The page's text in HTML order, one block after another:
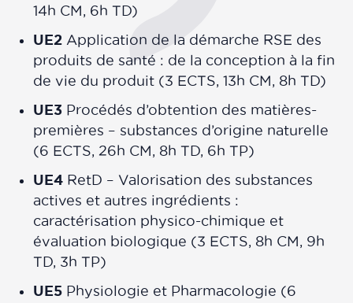
14h CM, 6h TD)
UE2 Application de la démarche RSE des
produits de santé : de la conception à la fin
de vie du produit (3 ECTS, 13h CM, 8h TD)
UE3 Procédés d’obtention des matières-
premières – substances d’origine naturelle
(6 ECTS, 26h CM, 8h TD, 6h TP)
UE4 RetD – Valorisation des substances
actives et autres ingrédients :
caractérisation physico-chimique et
évaluation biologique (3 ECTS, 8h CM, 9h
TD, 3h TP)
UE5 Physiologie et Pharmacologie (6